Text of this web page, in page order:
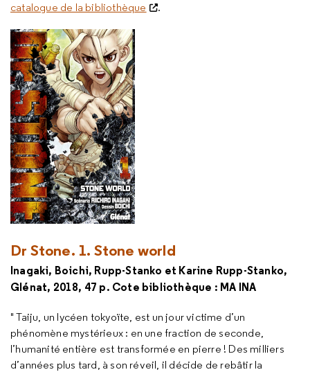
catalogue de la bibliothèque
.
Dr Stone. 1. Stone world
Inagaki, Boichi, Rupp-Stanko et Karine Rupp-Stanko,
Glénat, 2018, 47 p. Cote bibliothèque : MA INA
" Taiju, un lycéen tokyoïte, est un jour victime d’un
phénomène mystérieux : en une fraction de seconde,
l’humanité entière est transformée en pierre ! Des milliers
d’années plus tard, à son réveil, il décide de rebâtir la